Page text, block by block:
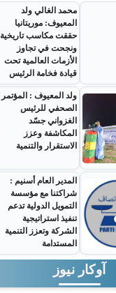
محمد الغالي ولد
المعيوف: موريتانيا
حققت مكاسب تاريخية
ونجحت في تجاوز
الأزمات العالمية تحت
قيادة فخامة الرئيس
ولد المعيوف : المؤتمر
الصحفي للرئيس
الغزواني جسّد
المكاشفة وعزز
الاستقرار والتنمية
المدير العام أسنيم :
شراكتنا مع مؤسسة
التمويل الدولية تدعم
تنفيذ استراتيجية
الشركة وتعزز التنمية
المستدامة
آوكار نيوز